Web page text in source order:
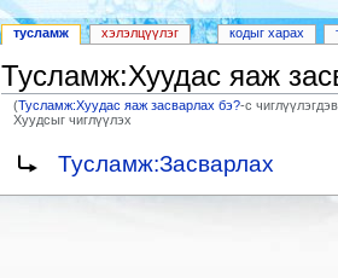
Тусламж:Хуудас яаж
(Тусламж:Хуудас яаж засварлах бэ?-с
Хуудсыг чиглүүлэх
Үсрэх:
Тусламж:Засварлах
тусламж хэлэлцүүлэг кодыг харах